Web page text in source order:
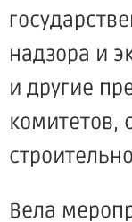
надзора и
и другие
комитетов,
Вела